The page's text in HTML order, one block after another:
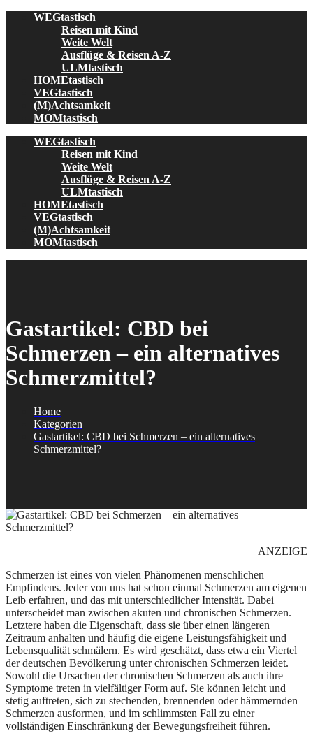
WEGtastisch
Reisen mit Kind
Weite Welt
Ausflüge & Reisen A-Z
ULMtastisch
HOMEtastisch
VEGtastisch
(M)Achtsamkeit
MOMtastisch
WEGtastisch
Reisen mit Kind
Weite Welt
Ausflüge & Reisen A-Z
ULMtastisch
HOMEtastisch
VEGtastisch
(M)Achtsamkeit
MOMtastisch
Gastartikel: CBD bei
Schmerzen – ein alternatives
Schmerzmittel?
Home
Kategorien
Gastartikel: CBD bei Schmerzen – ein alternatives
Schmerzmittel?
ANZEIGE
Schmerzen ist eines von vielen Phänomenen menschlichen
Empfindens. Jeder von uns hat schon einmal Schmerzen am eigenen
Leib erfahren, und das mit unterschiedlicher Intensität. Dabei
unterscheidet man zwischen akuten und chronischen Schmerzen.
Letztere haben die Eigenschaft, dass sie über einen längeren
Zeitraum anhalten und häufig die eigene Leistungsfähigkeit und
Lebensqualität schmälern. Es wird geschätzt, dass etwa ein Viertel
der deutschen Bevölkerung unter chronischen Schmerzen leidet.
Sowohl die Ursachen der chronischen Schmerzen als auch ihre
Symptome treten in vielfältiger Form auf. Sie können leicht und
stetig auftreten, sich zu stechenden, brennenden oder hämmernden
Schmerzen ausformen, und im schlimmsten Fall zu einer
vollständigen Einschränkung der Bewegungsfreiheit führen.